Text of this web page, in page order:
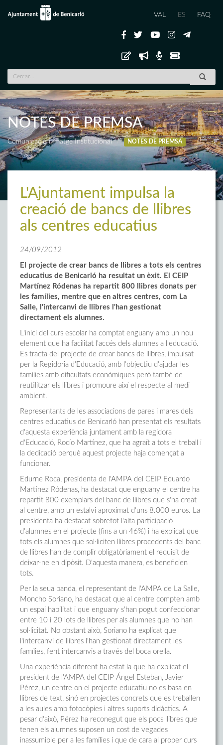
VAL ES FAQ
NOTES DE PREMSA
Comunicació i Imatge Institucional NOTES DE PREMSA
L'Ajuntament impulsa la
creació de bancs de llibres
als centres educatius
24/09/2012
El projecte de crear bancs de llibres a tots els centres
educatius de Benicarló ha resultat un èxit. El CEIP
Martínez Ródenas ha repartit 800 llibres donats per
les famílies, mentre que en altres centres, com La
Salle, l'intercanvi de llibres l'han gestionat
directament els alumnes.
L'inici del curs escolar ha comptat enguany amb un nou
element que ha facilitat l'accés dels alumnes a l'educació.
Es tracta del projecte de crear bancs de llibres, impulsat
per la Regidoria d'Educació, amb l'objectiu d'ajudar les
famílies amb dificultats econòmiques però també de
reutilitzar els llibres i promoure així el respecte al medi
ambient.
Representants de les associacions de pares i mares dels
centres educatius de Benicarló han presentat els resultats
d'aquesta experiència juntament amb la regidora
d'Educació, Rocío Martínez, que ha agraït a tots el treball i
la dedicació perquè aquest projecte haja començat a
funcionar.
Edurne Roca, presidenta de l'AMPA del CEIP Eduardo
Martínez Ródenas, ha destacat que enguany el centre ha
repartit 800 exemplars del banc de llibres que s'ha creat
al centre, amb un estalvi aproximat d'uns 8.000 euros. La
presidenta ha destacat sobretot l'alta participació
d'alumnes en el projecte (fins a un 46%) i ha explicat que
tots els alumnes que sol·liciten llibres procedents del banc
de llibres han de complir obligatòriament el requisit de
deixar-ne en dipòsit. D'aquesta manera, es beneficien
tots.
Per la seua banda, el representant de l'AMPA de La Salle,
Moncho Soriano, ha destacat que al centre compten amb
un espai habilitat i que enguany s'han pogut confeccionar
entre 10 i 20 lots de llibres per als alumnes que ho han
sol·licitat. No obstant això, Soriano ha explicat que
l'intercanvi de llibres l'han gestionat directament les
famílies, fent intercanvis a través del boca orella.
Una experiència diferent ha estat la que ha explicat el
president de l'AMPA del CEIP Ángel Esteban, Javier
Pérez, un centre on el projecte educatiu no es basa en
llibres de text, sinó en projectes concrets que es treballen
a les aules amb fotocòpies i altres suports didàctics. A
pesar d'això, Pérez ha reconegut que els pocs llibres que
tenen els alumnes suposen un cost de vegades
inassumible per a les famílies i que de cara al proper curs